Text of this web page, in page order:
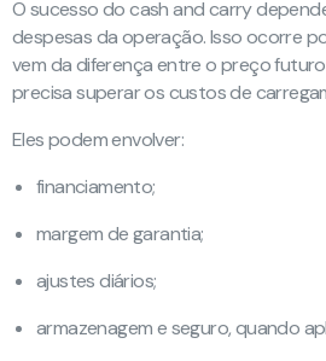
O sucesso do cash and carry
despesas da operação. Isso ocorre
vem da diferença entre o preço
precisa superar os custos de
Eles podem envolver:
financiamento;
margem de garantia;
ajustes diários;
armazenagem e seguro, quando